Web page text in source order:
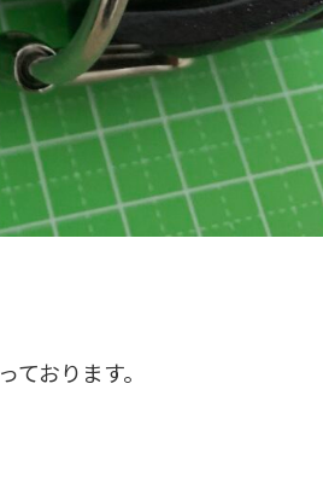
おります。